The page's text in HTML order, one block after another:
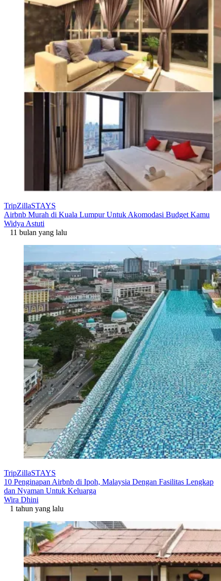
TripZillaSTAYS
Airbnb Murah di Kuala Lumpur Untuk Akomodasi Budget Kamu
Widya Astuti
11 bulan yang lalu
TripZillaSTAYS
10 Penginapan Airbnb di Ipoh, Malaysia Dengan Fasilitas Lengkap
dan Nyaman Untuk Keluarga
Wira Dhini
1 tahun yang lalu